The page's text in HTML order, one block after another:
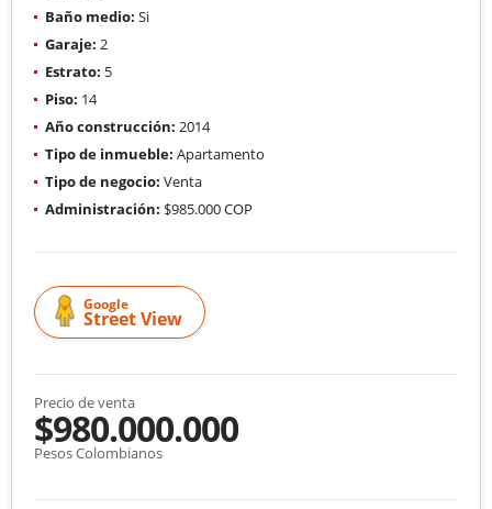
Baño medio: Si
Garaje: 2
Estrato: 5
Piso: 14
Año construcción: 2014
Tipo de inmueble: Apartamento
Tipo de negocio: Venta
Administración: $985.000 COP
Google
Street View
Precio de venta
$980.000.000
Pesos Colombianos